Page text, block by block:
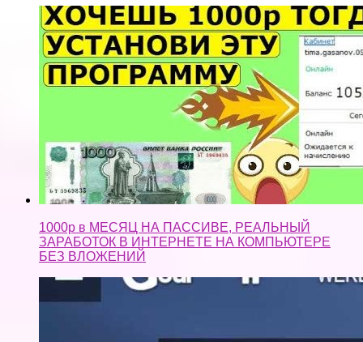
1000р в МЕСЯЦ НА ПАССИВЕ, РЕАЛЬНЫЙ
ЗАРАБОТОК В ИНТЕРНЕТЕ НА КОМПЬЮТЕРЕ
БЕЗ ВЛОЖЕНИЙ